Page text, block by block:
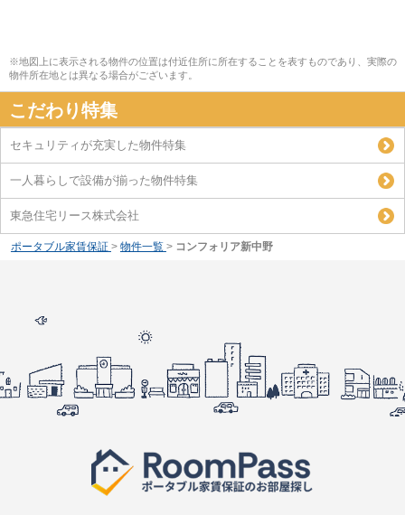
※地図上に表示される物件の位置は付近住所に所在することを表すものであり、実際の
物件所在地とは異なる場合がございます。
こだわり特集
セキュリティが充実した物件特集
一人暮らしで設備が揃った物件特集
東急住宅リース株式会社
ポータブル家賃保証 > 物件一覧 > コンフォリア新中野